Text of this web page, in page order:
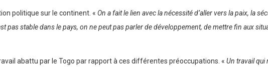
politique sur le continent. « On a fait le lien avec la nécessité d’aller vers la paix, la
pas stable dans le pays, on ne peut pas parler de développement, de mettre fin aux
abattu par le Togo par rapport à ces différentes préoccupations. « Un travail qui